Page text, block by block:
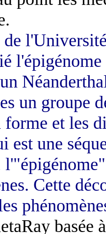
un groupe
et les
est une
Cette
basée